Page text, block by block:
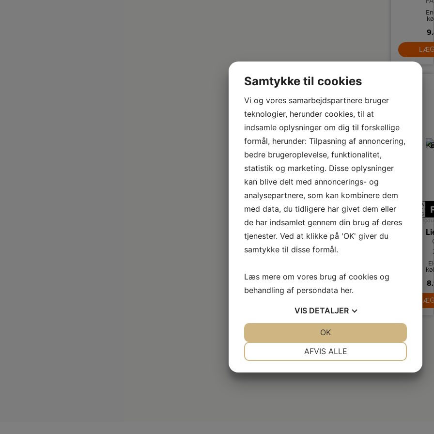
LÆG
A
↑
G
Samtykke til cookies
Vi og vores samarbejdspartnere bruger
teknologier, herunder cookies, til at
indsamle oplysninger om dig til forskellige
formål, herunder: Tilpasning af annoncering,
bedre brugeroplevelse, funktionalitet,
statistik og marketing. Disse oplysninger
kan blive delt med annoncerings- og
analysepartnere, som kan kombinere dem
med data, du tidligere har givet dem eller
de har indsamlet gennem din brug af deres
tjenester. Ved at klikke på 'OK' giver du
samtykke til disse formål.
Læs mere om vores brug af cookies og
behandling af persondata her.
VIS DETALJER
AFVIS ALLE
OK